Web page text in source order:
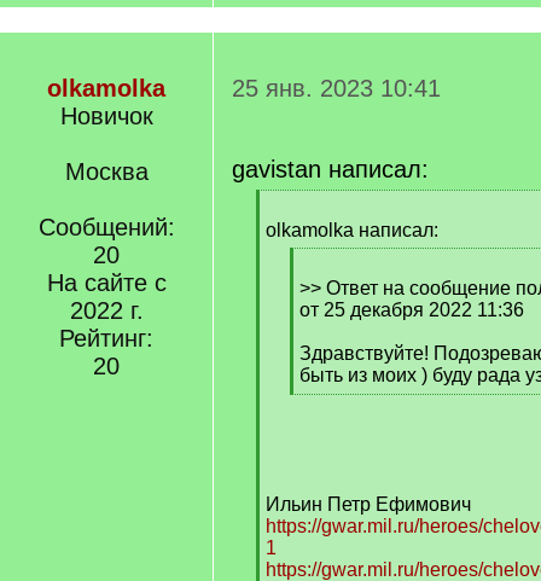
olkamolka
Новичок
Москва
Сообщений:
20
На сайте с
2022 г.
Рейтинг:
20
25 янв. 2023 10:41
gavistan написал:
q
olkamolka написал:
q
]
>> Ответ на сообщение
от 25 декабря 2022 11:36
Здравствуйте!
быть из моих ) буду рада
[
Ильин Петр Ефимович
https://gwar.mil.ru/heroes/
1
https://gwar.mil.ru/heroes/